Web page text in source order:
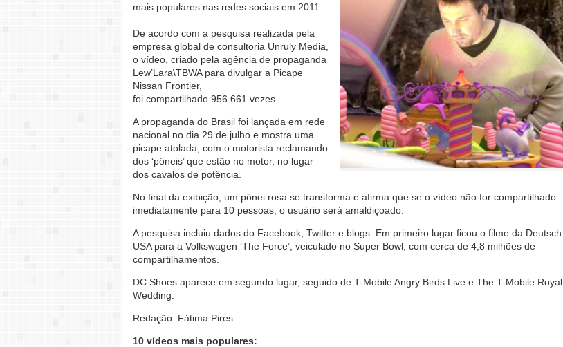
mais populares nas redes sociais em 2011.
De acordo com a pesquisa realizada pela
empresa global de consultoria Unruly Media,
o vídeo, criado pela agência de propaganda
Lew’Lara\TBWA para divulgar a Picape
Nissan Frontier,
foi compartilhado 956.661 vezes.
A propaganda do Brasil foi lançada em rede
nacional no dia 29 de julho e mostra uma
picape atolada, com o motorista reclamando
dos ‘pôneis’ que estão no motor, no lugar
dos cavalos de potência.
No final da exibição, um pônei rosa se transforma e afirma que se o vídeo não for compartilhado
imediatamente para 10 pessoas, o usuário será amaldiçoado.
A pesquisa incluiu dados do Facebook, Twitter e blogs. Em primeiro lugar ficou o filme da Deutsch
USA para a Volkswagen ‘The Force’, veiculado no Super Bowl, com cerca de 4,8 milhões de
compartilhamentos.
DC Shoes aparece em segundo lugar, seguido de T-Mobile Angry Birds Live e The T-Mobile Royal
Wedding.
Redação: Fátima Pires
10 vídeos mais populares: